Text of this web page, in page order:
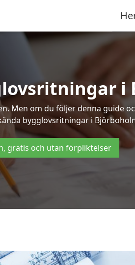
i
Men om du följer denna guide
bygglovsritningar i
gratis och utan förpliktelser